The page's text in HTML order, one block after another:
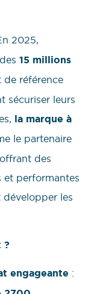
2025,
15 millions
de référence
sécuriser leurs
la marque à
le partenaire
des
et performantes
les
?
engageante :